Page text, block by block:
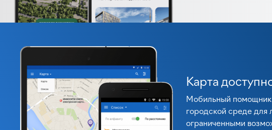
Карта
Мобильный
городской среде для
ограниченными